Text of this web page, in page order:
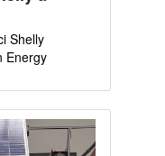
Shelly
Energy